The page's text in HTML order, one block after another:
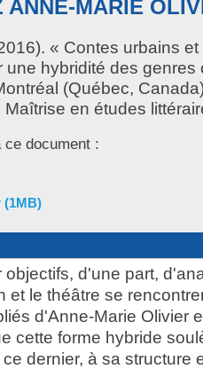
ANNE-MARIE
« Contes urbains et
une hybridité des genres
(Québec,
en études
document :
(1MB)
objectifs, d'une part,
et le théâtre se
d'Anne-Marie Olivier
cette forme hybride
dernier, à sa structure